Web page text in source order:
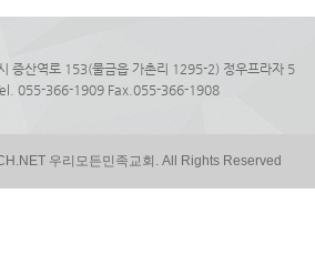
증산역로 153(물금읍 가촌리 1295-2) 정우프라자 5
055-366-1909 Fax.055-366-1908
우리모든민족교회. All Rights Reserved